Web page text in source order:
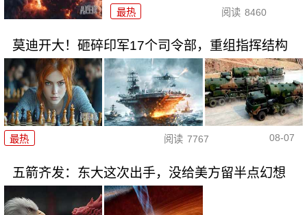
最热 阅读 8460
莫迪开大！砸碎印军17个司令部，重组指挥结构
最热 阅读 7767 08-07
五箭齐发：东大这次出手，没给美方留半点幻想